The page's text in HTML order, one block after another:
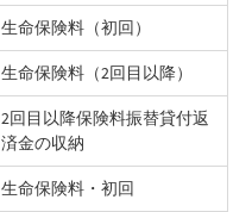
生命保険料（初回）
生命保険料（2回目以降）
2回目以降保険料振替貸付返
済金の収納
生命保険料・初回